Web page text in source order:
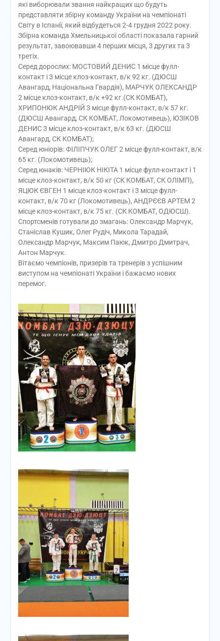
які виборювали звання найкращих що будуть
представляти збірну команду України на чемпіонаті
Світу в Іспанії, який відбудеться 2-4 грудня 2022 року.
Збірна команда Хмельницької області показала гарний
результат, завоювавши 4 перших місця, 3 других та 3
третіх.
Серед дорослих: МОСТОВИЙ ДЕНИС 1 місце фулл-
контакт і 3 місце клоз-контакт, в/к 92 кг. (ДЮСШ
Авангард, Національна Гвардія), МАРЧУК ОЛЕКСАНДР
2 місце клоз-контакт, в/к +92 кг.(СК КОМБАТ),
ХРИПОНЮК АНДРІЙ 3 місце фулл-контакт, в/к 57 кг.
(ДЮСШ Авангард, СК КОМБАТ, Локомотивець), ЮЗІКОВ
ДЕНИС 3 місце клоз-контакт, в/к 63 кг. (ДЮСШ
Авангард, СК КОМБАТ);
Серед юніорів: ФІЛІПЧУК ОЛЕГ 2 місце фулл-контакт, в/к
65 кг. (Локомотивець);
Серед юнаків: ЧЕРНІЮК НІКІТА 1 місце фулл-контакт і 1
місце клоз-контакт, в/к 50 кг (СК КОМБАТ, СК ОЛІМП),
ЯЦЮК ЄВГЕН 1 місце клоз-контакт і 3 місце фулл-
контакт, в/к 70 кг (Локомотивець), АНДРЄЄВ АРТЕМ 2
місце клоз-контакт, в/к 75 кг. (СК КОМБАТ, ОДЮСШ).
Спортсменів готували до змагань: Олександр Марчук,
Станіслав Кушик, Олег Рудіч, Микола Тарадай,
Олександр Марчук, Максим Паюк, Дмитро Дмитрач,
Антон Марчук.
Вітаємо чемпіонів, призерів та тренерів з успішним
виступом на чемпіонаті України і бажаємо нових
перемог.